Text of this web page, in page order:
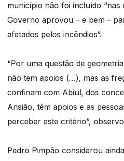
município não foi incluído “nas
Governo aprovou – e bem –
afetados pelos incêndios”.
“Por uma questão de
não tem apoios (…), mas as
confinam com Abiul, dos
Ansião, têm apoios e as
perceber este critério”,
Pedro Pimpão considerou